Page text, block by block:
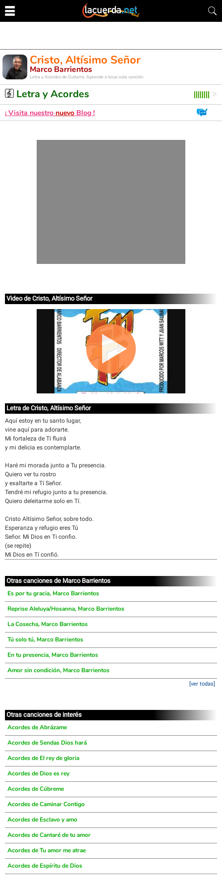
Cristo, Altísimo Señor
Marco Barrientos
Letra y Acordes de Guitarra. Aprende a tocar esta canción
Letra y Acordes
¡ Visita nuestro nuevo Blog !
Video de Cristo, Altísimo Señor
Letra de Cristo, Altísimo Señor
Aquí estoy en tu santo lugar,
vine aquí para adorarte.
Mi fortaleza de Tí fluirá
y mi delicia es contemplarte.
Haré mi morada junto a Tu presencia.
Quiero ver tu rostro
y exaltarte a Tí Señor.
Tendré mi refugio junto a tu presencia.
Quiero deleitarme solo en Tí.
Cristo Altísimo Señor, sobre todo.
Esperanza y refugio eres Tú
Señor. Mi Dios en Ti confio.
(se repite)
Mi Dios en Tí confió.
Otras canciones de Marco Barrientos
Es por tu gracia, Marco Barrientos
Reprise Aleluya/Hosanna, Marco Barrientos
La Cosecha, Marco Barrientos
Tú solo tú, Marco Barrientos
En tu presencia, Marco Barrientos
Amor sin condición, Marco Barrientos
[ver todas]
Otras canciones de interés
Acordes de Abrázame
Acordes de Sendas Dios hará
Acordes de El rey de gloria
Acordes de Dios es rey
Acordes de Cúbreme
Acordes de Caminar Contigo
Acordes de Esclavo y amo
Acordes de Cantaré de tu amor
Acordes de Tu amor me atrae
Acordes de Espíritu de Dios